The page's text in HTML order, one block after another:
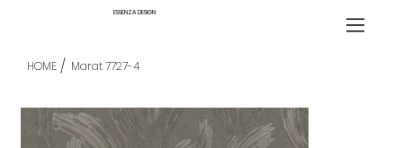
ESSENZA DESIGN
HOME / Marat 7727-4